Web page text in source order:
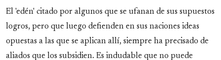
El 'edén' citado por algunos que se ufanan de sus supuestos
logros, pero que luego defienden en sus naciones ideas
opuestas a las que se aplican allí, siempre ha precisado de
aliados que los subsidien. Es indudable que no puede